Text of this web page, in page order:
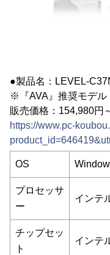
●製品名：LEVEL-
※『AVA』推奨モデル
販売価格：154,980円
https://www.pc-
OS
プロセッサ
ー
インテ
チップセッ
ト
インテ